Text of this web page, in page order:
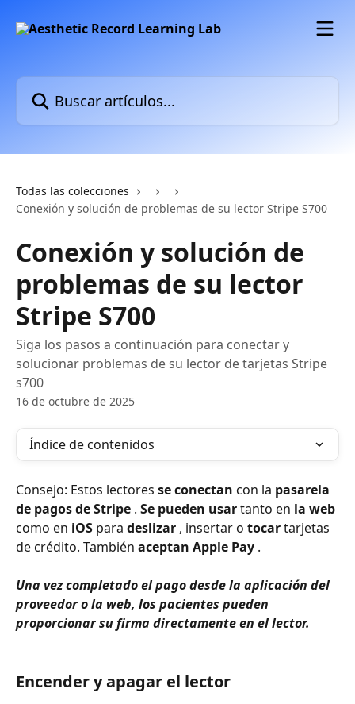
Buscar artículos...
Todas las colecciones
Conexión y solución de problemas de su lector Stripe S700
Conexión y solución de
problemas de su lector
Stripe S700
Siga los pasos a continuación para conectar y
solucionar problemas de su lector de tarjetas Stripe
s700
16 de octubre de 2025
Índice de contenidos
Consejo: Estos lectores se conectan con la pasarela
de pagos de Stripe . Se pueden usar tanto en la web
como en iOS para deslizar , insertar o tocar tarjetas
de crédito. También aceptan Apple Pay .
Una vez completado el pago desde la aplicación del
proveedor o la web, los pacientes pueden
proporcionar su firma directamente en el lector.
Encender y apagar el lector